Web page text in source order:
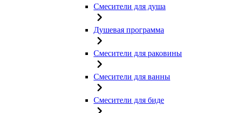
Смесители для душа
Душевая программа
Смесители для раковины
Смесители для ванны
Смесители для биде